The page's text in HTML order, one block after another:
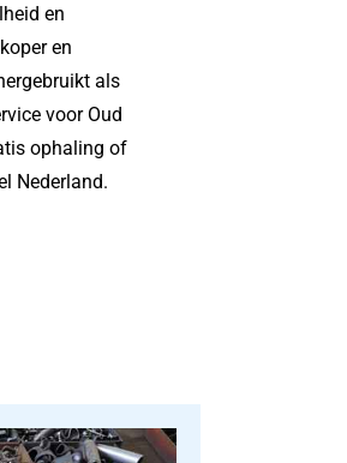
en
en
als
voor Oud
ophaling of
Nederland.